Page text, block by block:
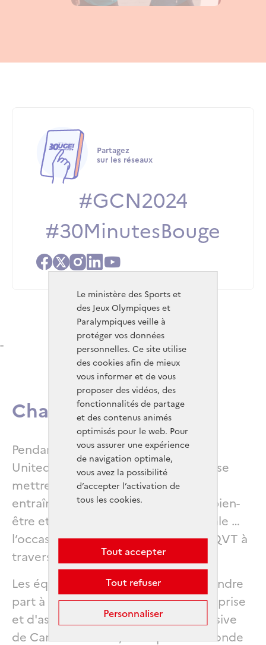
Le ministère des Sports et
des Jeux Olympiques et
Paralympiques veille à
protéger vos données
personnelles. Ce site utilise
des cookies afin de mieux
vous informer et de vous
proposer des vidéos, des
fonctionnalités de partage
et des contenus animés
optimisés pour le web. Pour
vous assurer une expérience
de navigation optimale,
vous avez la possibilité
d’accepter l’activation de
tous les cookies.
Tout accepter
Tout refuser
Personnaliser
Partagez
sur les réseaux
#GCN2024
#30MinutesBouge
Facebook
X Instagram
Linkedin
Youtube
-
Titre
Challenge QVT 2024
Texte riche
Pendant deux semaines, Trainme et
United Heroes invitent les salariés à se
mettre dans la peau des athlètes :
entraînements physiques, activités bien-
être et relaxante, préparation mentale …
l’occasion de traiter les sujets de la QVT à
travers un prisme original.
Les équipes auront l’occasion de prendre
part à un grand challenge intra-entreprise
et d'assister à une conférence exclusive
de Camille Lacourt, champion du monde